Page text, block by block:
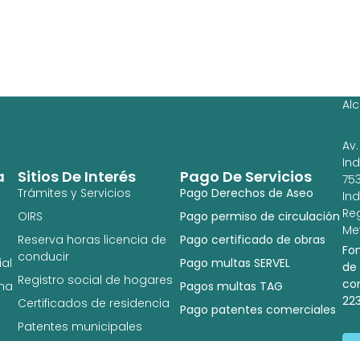
Pago De Servicios
Pago Derechos de Aseo
Pago permiso de circulación
Pago certificado de obras
Pago multas SERVEL
Pagos multas TAG
Pago patentes comerciales
Sitios De Interés
Trámites y Servicios
OIRS
Reserva horas licencia de
conducir
Registro social de hogares
Certificados de residencia
Patentes municipales
Av.
de